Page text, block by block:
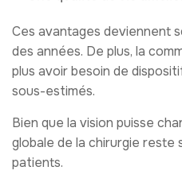
Ces avantages deviennent
des années. De plus, la
plus avoir besoin de
sous-estimés.
Bien que la vision puisse
globale de la chirurgie reste
patients.